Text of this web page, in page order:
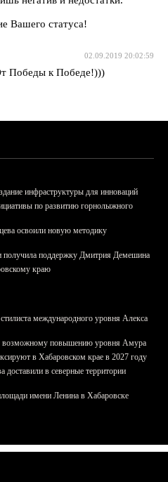
Вашего статуса!
02.09.2019 20:02:59
Победы к Победе!)))
инфраструктуры для инноваций
по развитию горнолыжного
освоили новую методику
получила поддержку Дмитрия Демешина
краю
международного уровня Алекса
возможному повышению уровня Амура
в Хабаровском крае в 2027 году
доставили в северные территории
имени Ленина в Хабаровске